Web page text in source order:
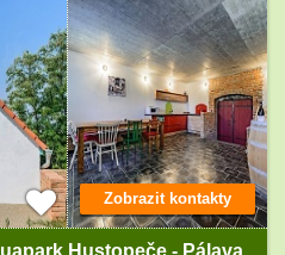
Hustopeče - Pálava
Zobrazit kontakty